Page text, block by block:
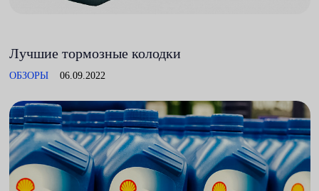
Лучшие тормозные колодки
ОБЗОРЫ 06.09.2022